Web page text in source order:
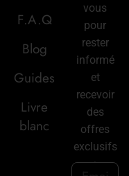
F.A.Q
Blog
Guides
Livre
blanc
vous
pour
rester
informé
et
recevoir
des
offres
exclusifs
: